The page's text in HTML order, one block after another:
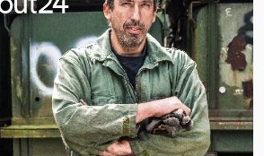
particule Cedpfx Apezmhvwjijha - Punte